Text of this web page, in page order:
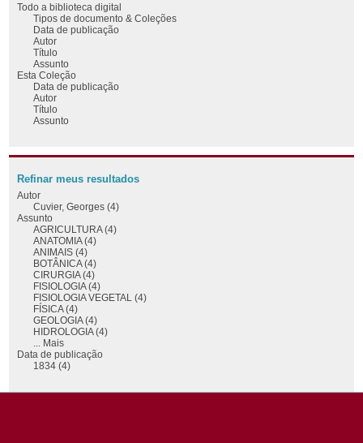
Todo a biblioteca digital
Tipos de documento & Coleções
Data de publicação
Autor
Título
Assunto
Esta Coleção
Data de publicação
Autor
Título
Assunto
Refinar meus resultados
Autor
Cuvier, Georges (4)
Assunto
AGRICULTURA (4)
ANATOMIA (4)
ANIMAIS (4)
BOTÂNICA (4)
CIRURGIA (4)
FISIOLOGIA (4)
FISIOLOGIA VEGETAL (4)
FÍSICA (4)
GEOLOGIA (4)
HIDROLOGIA (4)
... Mais
Data de publicação
1834 (4)